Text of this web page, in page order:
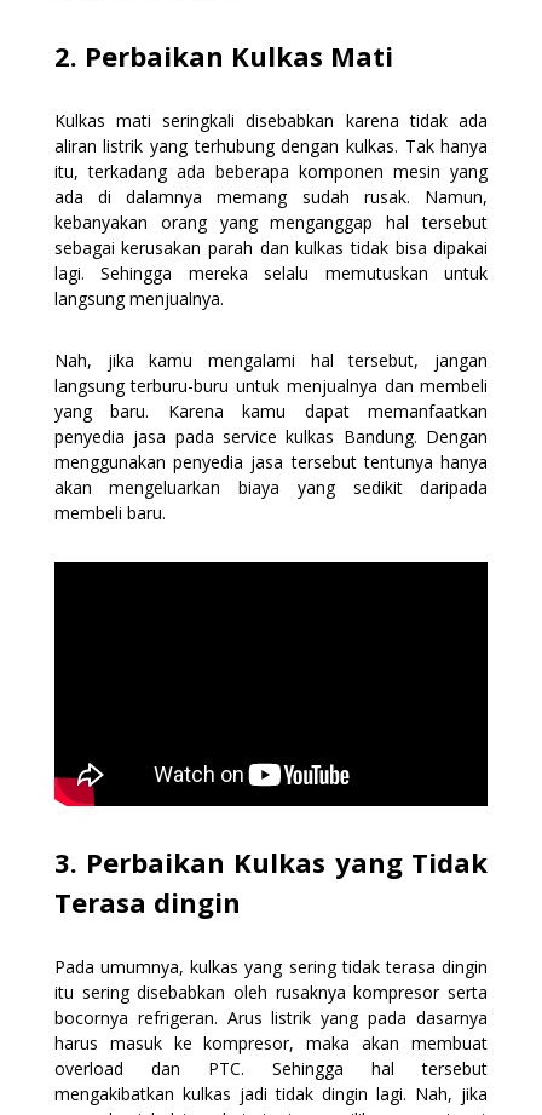
2. Perbaikan Kulkas Mati
Kulkas mati seringkali disebabkan karena tidak ada
aliran listrik yang terhubung dengan kulkas. Tak hanya
itu, terkadang ada beberapa komponen mesin yang
ada di dalamnya memang sudah rusak. Namun,
kebanyakan orang yang menganggap hal tersebut
sebagai kerusakan parah dan kulkas tidak bisa dipakai
lagi. Sehingga mereka selalu memutuskan untuk
langsung menjualnya.
Nah, jika kamu mengalami hal tersebut, jangan
langsung terburu-buru untuk menjualnya dan membeli
yang baru. Karena kamu dapat memanfaatkan
penyedia jasa pada service kulkas Bandung. Dengan
menggunakan penyedia jasa tersebut tentunya hanya
akan mengeluarkan biaya yang sedikit daripada
membeli baru.
3. Perbaikan Kulkas yang Tidak
Terasa dingin
Pada umumnya, kulkas yang sering tidak terasa dingin
itu sering disebabkan oleh rusaknya kompresor serta
bocornya refrigeran. Arus listrik yang pada dasarnya
harus masuk ke kompresor, maka akan membuat
overload dan PTC. Sehingga hal tersebut
mengakibatkan kulkas jadi tidak dingin lagi. Nah, jika